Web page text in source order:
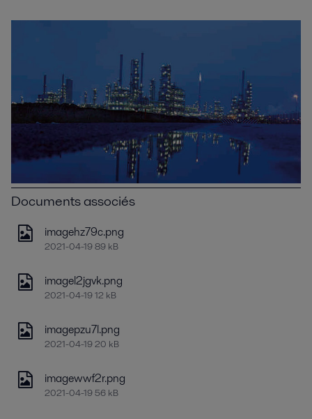
Documents associés
imagehz79c.png
2021-04-19 89 kB
imagel2jgvk.png
2021-04-19 12 kB
imagepzu7l.png
2021-04-19 20 kB
imagewwf2r.png
2021-04-19 56 kB